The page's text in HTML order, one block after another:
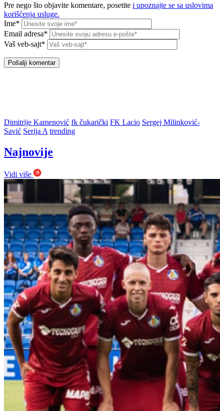
Pre nego što objavite komentare, posetite i upoznajte se sa uslovima
korišćenja usluge.
Ime*
Email adresa*
Vaš veb-sajt*
Dimitrije Kamenović fk čukarički FK Lacio Sergej Milinković-
Savić Serija A trending
Najnovije
Vidi više